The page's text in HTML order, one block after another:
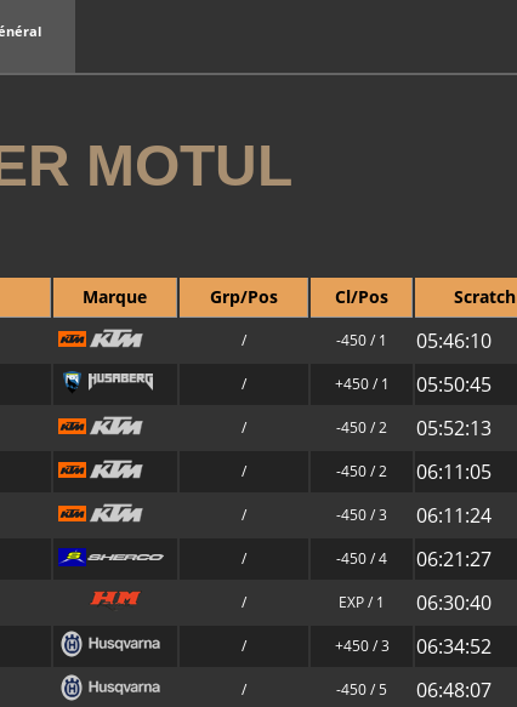
MOTUL
Marque Grp/Pos Cl/Pos Scratch
/ -450 / 1 05:46:10
/ +450 / 1 05:50:45
/ -450 / 2 05:52:13
/ -450 / 2 06:11:05
/ -450 / 3 06:11:24
/ -450 / 4 06:21:27
/ EXP / 1 06:30:40
/ +450 / 3 06:34:52
/ -450 / 5 06:48:07